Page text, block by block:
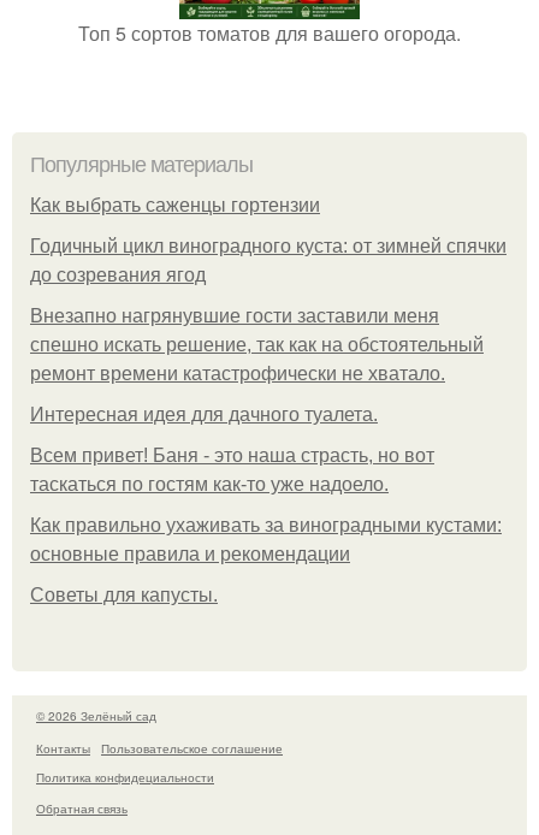
Топ 5 сортов томатов для вашего огорода.
Популярные материалы
Как выбрать саженцы гортензии
Годичный цикл виноградного куста: от зимней спячки
до созревания ягод
Внезапно нагрянувшие гости заставили меня
спешно искать решение, так как на обстоятельный
ремонт времени катастрофически не хватало.
Интересная идея для дачного туалета.
Всем привет! Баня - это наша страсть, но вот
таскаться по гостям как-то уже надоело.
Как правильно ухаживать за виноградными кустами:
основные правила и рекомендации
Советы для капусты.
© 2026 Зелёный сад
Контакты
Пользовательское соглашение
Политика конфидециальности
Обратная связь